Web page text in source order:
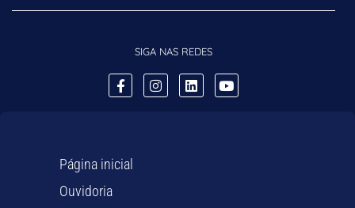
SIGA NAS REDES
Página inicial
Ouvidoria